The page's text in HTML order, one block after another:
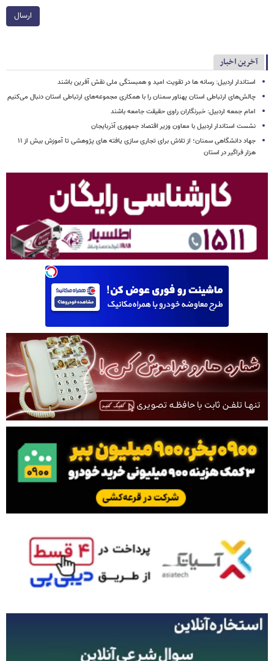
ارسال
آخرین اخبار
استاندار اردبیل: رسانه ها در تقویت امید و همبستگی ملی نقش‌ آفرین باشند
چالش‌های ارتباطی استان پهناور سمنان را با همکاری مجموعه‌های ارتباطی استان دنبال می‌کنیم
امام جمعه اردبیل: خبرنگاران راوی حقیقت جامعه باشند
نشست استاندار اردبیل با معاون وزیر اقتصاد جمهوری آذربایجان
جهاد دانشگاهی سمنان؛ از تلاش برای تجاری سازی یافته های پژوهشی تا آموزش بیش از ۱۱
هزار فراگیر در استان